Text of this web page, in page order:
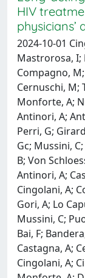
HIV
physicians’
2024-10-01
Mastrorosa, I;
Compagno,
Cernuschi, M;
Monforte, A;
Antinori, A;
Perri, G;
Gc; Mussini,
B; Von
Antinori, A;
Cingolani, A;
Gori, A; Lo
Mussini, C;
Bai, F;
Castagna, A;
Cingolani, A;